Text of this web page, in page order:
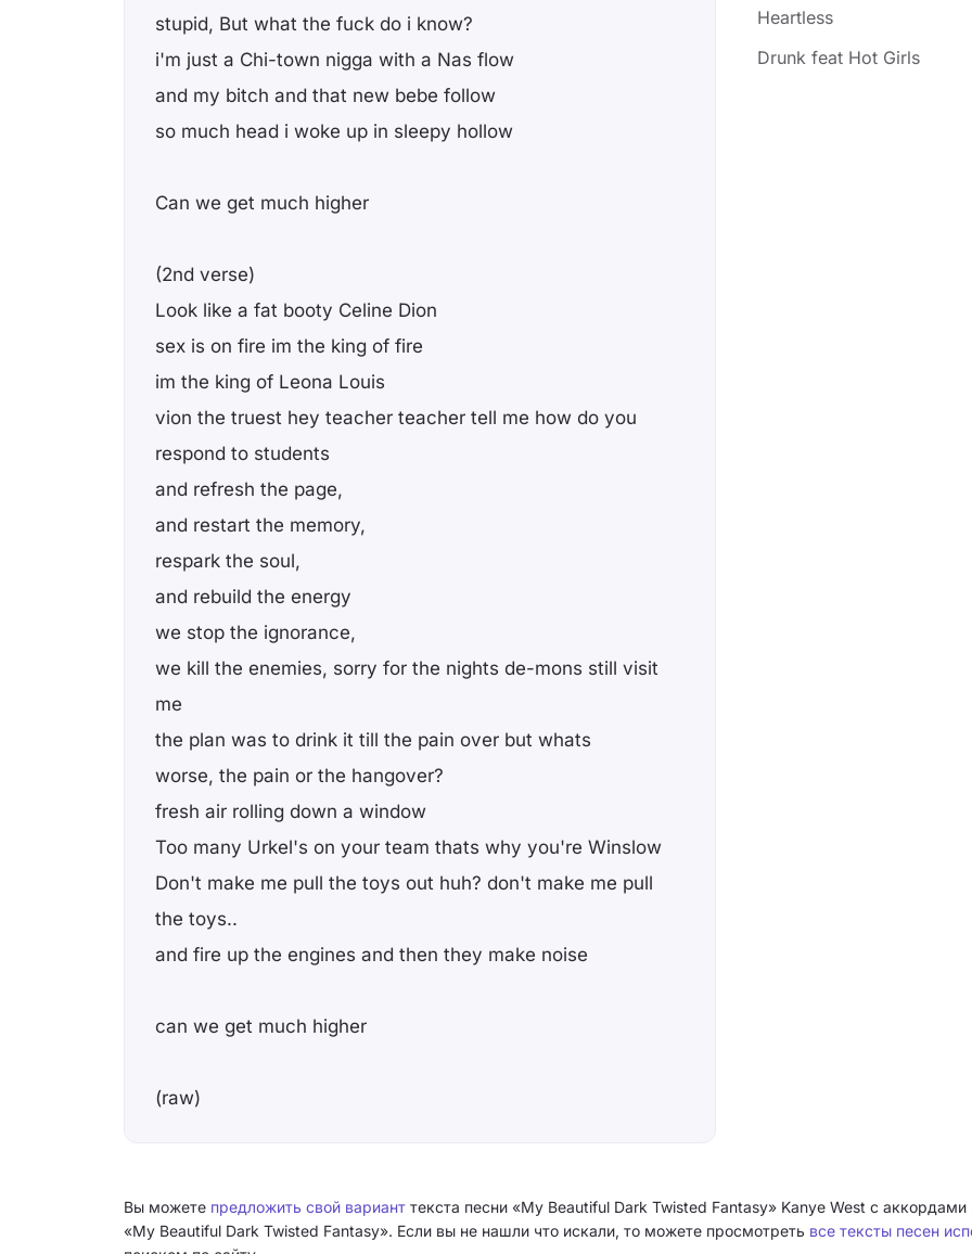
stupid, But what the fuck do i know?
i'm just a Chi-town nigga with a Nas flow
and my bitch and that new bebe follow
so much head i woke up in sleepy hollow
Can we get much higher
(2nd verse)
Look like a fat booty Celine Dion
sex is on fire im the king of fire
im the king of Leona Louis
vion the truest hey teacher teacher tell me how do you
respond to students
and refresh the page,
and restart the memory,
respark the soul,
and rebuild the energy
we stop the ignorance,
we kill the enemies, sorry for the nights de-mons still visit
me
the plan was to drink it till the pain over but whats
worse, the pain or the hangover?
fresh air rolling down a window
Too many Urkel's on your team thats why you're Winslow
Don't make me pull the toys out huh? don't make me pull
the toys..
and fire up the engines and then they make noise
can we get much higher
(raw)
Heartless
Drunk feat Hot Girls
Вы можете предложить свой вариант текста песни «My Beautiful Dark Twisted Fantasy» Kanye West с
«My Beautiful Dark Twisted Fantasy». Если вы не нашли что искали, то можете просмотреть все тексты песен